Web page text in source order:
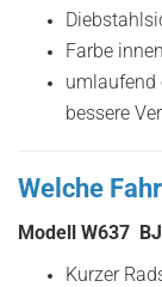
Farbe
umlaufend
bessere
Welche
Modell W637
Kurzer